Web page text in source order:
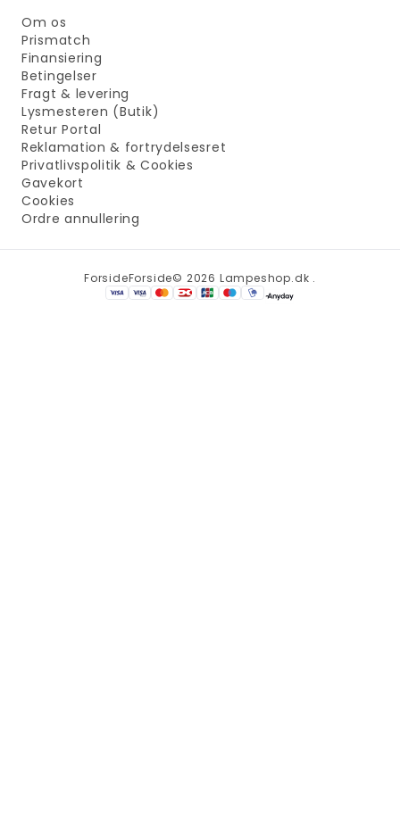
Om os
Prismatch
Finansiering
Betingelser
Fragt & levering
Lysmesteren (Butik)
Retur Portal
Reklamation & fortrydelsesret
Privatlivspolitik & Cookies
Gavekort
Cookies
Ordre annullering
ForsideForside© 2026 Lampeshop.dk .